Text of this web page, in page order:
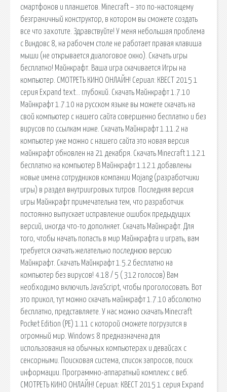
смартфонов и планшетов. Minecraft – это по-настоящему
безграничный конструктор, в котором вы сможете создать
все что захотите. Здравствуйте! У меня небольшая проблема
с Виндовс 8, на рабочем столе не работает правая клавиша
мыши (не открывается диалоговое окно). Скачать игры
бесплатно! Майнкрафт. Ваша игра скачивается Игры на
компьютер. СМОТРЕТЬ КИНО ОНЛАЙН! Сериал: КВЕСТ 2015 1
серия Expand text… глубокий. Скачать Майнкрафт 1.7.10
Майнкрафт 1.7.10 на русском языке вы можете скачать на
свой компьютер с нашего сайта совершенно бесплатно и без
вирусов по ссылкам ниже. Скачать Майнкрафт 1.11.2 на
компьютер уже можно с нашего сайта это новая версия
майнкрафт обновлен на 21 декабря. Скачать Minecraft 1.12.1
бесплатно на компьютер В Майнкрафт 1.12.1 добавлены
новые имена сотрудников компании Mojang (разработчики
игры) в раздел внутриигровых титров. Последняя версия
игры Майнкрафт примечательна тем, что разработчик
постоянно выпускает исправление ошибок предыдущих
версий, иногда что-то дополняет. Скачать Майнкрафт. Для
того, чтобы начать попасть в мир Майнкрафта и играть, вам
требуется скачать желательно последнюю версию
Майнкрафт. Скачать Майнкрафт 1.5.2 бесплатно на
компьютер без вирусов! 4.18 / 5 ( 312 голосов) Вам
необходимо включить JavaScript, чтобы проголосовать. Вот
это прикол, тут можно скачать майнкрафт 1.7.10 абсолютно
бесплатно, представляете. У нас можно скачать Minecraft
Pocket Edition (PE) 1.11 с которой сможете погрузится в
огромный мир. Windows 8 предназначена для
использования на обычных компьютерах и девайсах с
сенсорными. Поисковая сиcтема, список запросов, поиск
информации. Программно-аппаратный комплекс с веб.
СМОТРЕТЬ КИНО ОНЛАЙН! Сериал: КВЕСТ 2015 1 серия Expand